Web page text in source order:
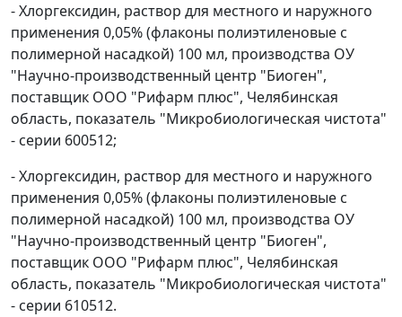
- Хлоргексидин, раствор для местного и наружного
применения 0,05% (флаконы полиэтиленовые с
полимерной насадкой) 100 мл, производства ОУ
"Научно-производственный центр "Биоген",
поставщик ООО "Рифарм плюс", Челябинская
область, показатель "Микробиологическая чистота"
- серии 600512;
- Хлоргексидин, раствор для местного и наружного
применения 0,05% (флаконы полиэтиленовые с
полимерной насадкой) 100 мл, производства ОУ
"Научно-производственный центр "Биоген",
поставщик ООО "Рифарм плюс", Челябинская
область, показатель "Микробиологическая чистота"
- серии 610512.